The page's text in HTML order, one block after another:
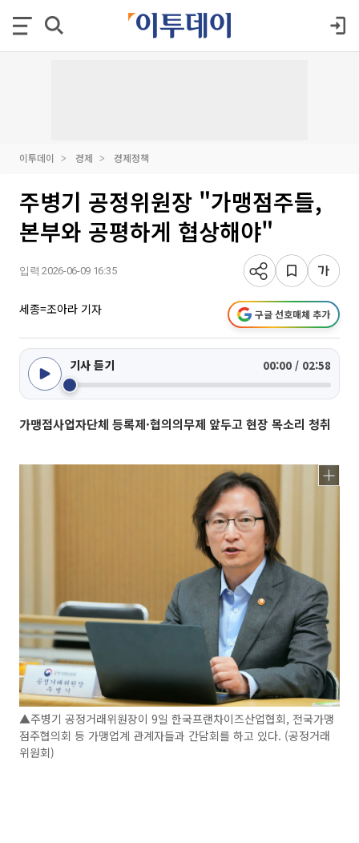
이투데이 경제 경제정책
주병기 공정위원장 "가맹점주들,
본부와 공평하게 협상해야"
입력 2026-06-09 16:35
세종=조아라 기자 구글 선호매체 추가
기사 듣기 00:00 / 02:58
가맹점사업자단체 등록제·협의의무제 앞두고 현장 목소리 청취
▲주병기 공정거래위원장이 9일 한국프랜차이즈산업협회, 전국가맹
점주협의회 등 가맹업계 관계자들과 간담회를 하고 있다. (공정거래
위원회)